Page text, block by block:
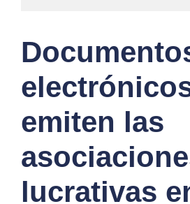
emiten las
lucrativas